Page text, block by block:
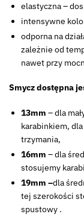
elastyczna –
intensywne
odporna na
zależnie od
nawet przy
Smycz dostępna
13mm – dla
karabinkiem,
trzymania,
16mm – dla
stosujemy
19mm –dla
tej szerokości
spustowy .